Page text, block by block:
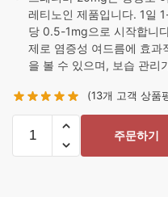
레티노인 제품입니다. 1일
당 0.5-1mg으로 시작합니
제로 염증성 여드름에 효과
을 볼 수 있으며, 보습 관리
(13개 고객 상품
주문하기